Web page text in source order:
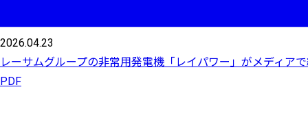
2026.04.23
レーサムグループの非常用発電機「レイパワー」がメディア
PDF